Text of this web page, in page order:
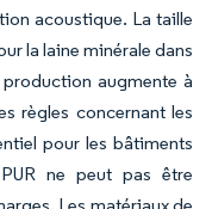
acoustique. La taille
la laine minérale dans
augmente à
règles concernant les
pour les bâtiments
ne peut pas être